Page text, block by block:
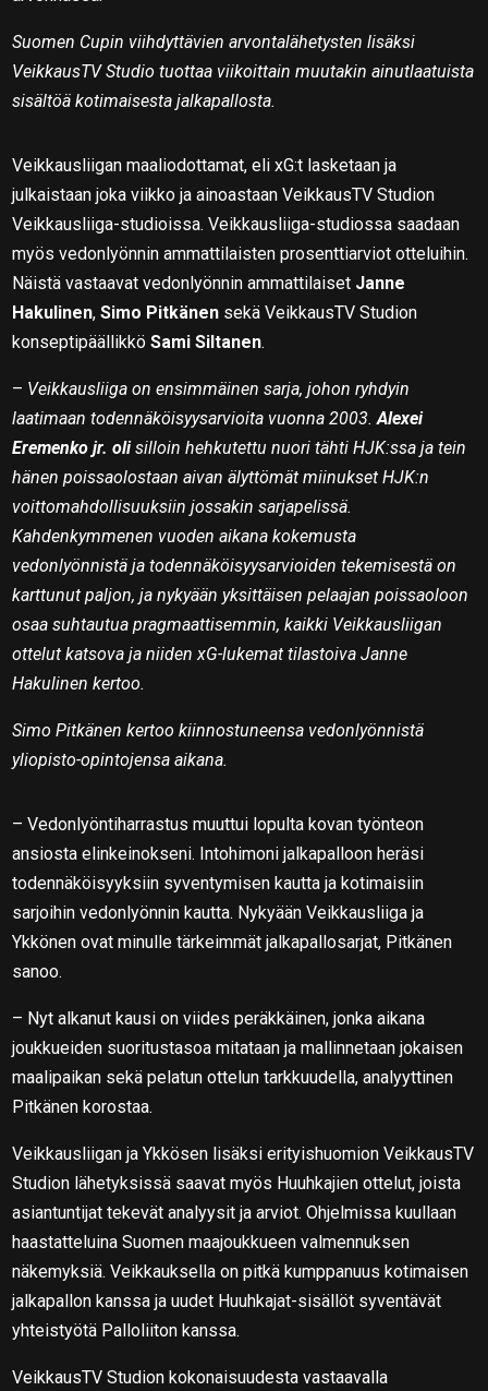
Suomen Cupin viihdyttävien arvontalähetysten lisäksi
VeikkausTV Studio tuottaa viikoittain muutakin ainutlaatuista
sisältöä kotimaisesta jalkapallosta.
Veikkausliigan maaliodottamat, eli xG:t lasketaan ja
julkaistaan joka viikko ja ainoastaan VeikkausTV Studion
Veikkausliiga-studioissa. Veikkausliiga-studiossa saadaan
myös vedonlyönnin ammattilaisten prosenttiarviot otteluihin.
Näistä vastaavat vedonlyönnin ammattilaiset Janne
Hakulinen,Simo Pitkänen sekä VeikkausTV Studion
konseptipäällikköSami Siltanen.
– Veikkausliiga on ensimmäinen sarja, johon ryhdyin
laatimaan todennäköisyysarvioita vuonna 2003.Alexei
Eremenko jr. olisilloin hehkutettu nuori tähti HJK:ssa ja tein
hänen poissaolostaan aivan älyttömät miinukset HJK:n
voittomahdollisuuksiin jossakin sarjapelissä.
Kahdenkymmenen vuoden aikana kokemusta
vedonlyönnistä ja todennäköisyysarvioiden tekemisestä on
karttunut paljon, ja nykyään yksittäisen pelaajan poissaoloon
osaa suhtautua pragmaattisemmin, kaikki Veikkausliigan
ottelut katsova ja niiden xG-lukemat tilastoiva Janne
Hakulinen kertoo.
Simo Pitkänen kertoo kiinnostuneensa vedonlyönnistä
yliopisto-opintojensa aikana.
– Vedonlyöntiharrastus muuttui lopulta kovan työnteon
ansiosta elinkeinokseni. Intohimoni jalkapalloon heräsi
todennäköisyyksiin syventymisen kautta ja kotimaisiin
sarjoihin vedonlyönnin kautta. Nykyään Veikkausliiga ja
Ykkönen ovat minulle tärkeimmät jalkapallosarjat, Pitkänen
sanoo.
– Nyt alkanut kausi on viides peräkkäinen, jonka aikana
joukkueiden suoritustasoa mitataan ja mallinnetaan jokaisen
maalipaikan sekä pelatun ottelun tarkkuudella, analyyttinen
Pitkänen korostaa.
Veikkausliigan ja Ykkösen lisäksi erityishuomion VeikkausTV
Studion lähetyksissä saavat myös Huuhkajien ottelut, joista
asiantuntijat tekevät analyysit ja arviot. Ohjelmissa kuullaan
haastatteluina Suomen maajoukkueen valmennuksen
näkemyksiä. Veikkauksella on pitkä kumppanuus kotimaisen
jalkapallon kanssa ja uudet Huuhkajat-sisällöt syventävät
yhteistyötä Palloliiton kanssa.
VeikkausTV Studion kokonaisuudesta vastaavalla